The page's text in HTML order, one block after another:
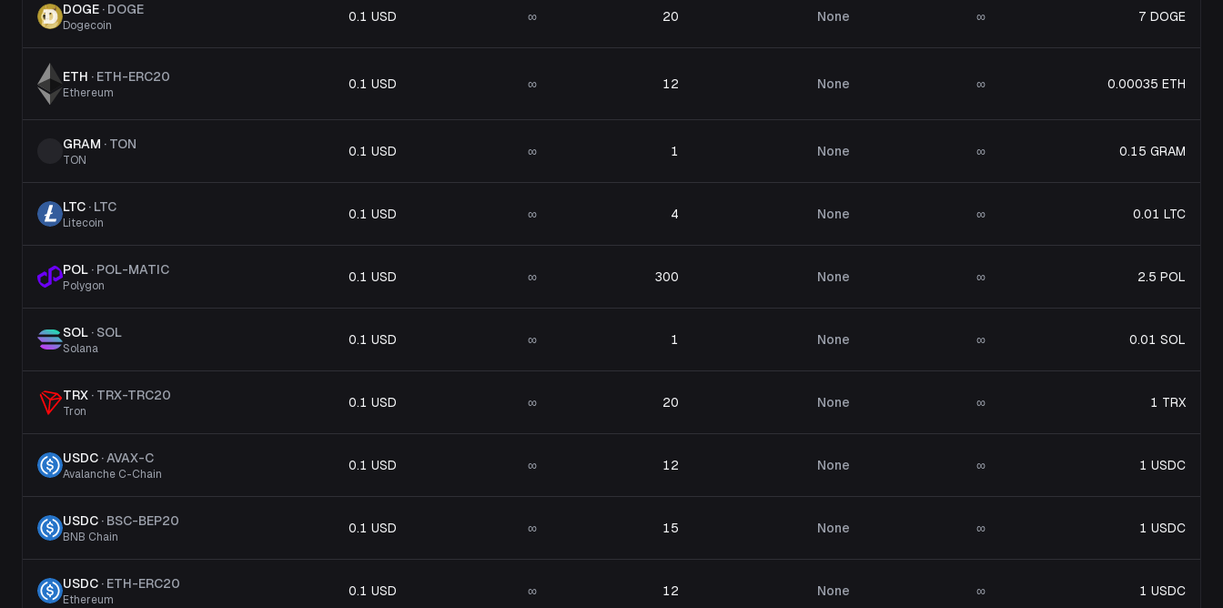
DOGE · DOGE
Dogecoin
0.1 USD ∞ 20 None ∞ 7 DOGE
ETH · ETH-ERC20
Ethereum
0.1 USD ∞ 12 None ∞ 0.00035 ETH
GRAM · TON
TON
0.1 USD ∞ 1 None ∞ 0.15 GRAM
LTC · LTC
Litecoin
0.1 USD ∞ 4 None ∞ 0.01 LTC
POL · POL-MATIC
Polygon
0.1 USD ∞ 300 None ∞ 2.5 POL
SOL · SOL
Solana
0.1 USD ∞ 1 None ∞ 0.01 SOL
TRX · TRX-TRC20
Tron
0.1 USD ∞ 20 None ∞ 1 TRX
USDC ·AVAX-C
Avalanche C-Chain
0.1 USD ∞ 12 None ∞ 1 USDC
USDC · BSC-BEP20
BNB Chain
0.1 USD ∞ 15 None ∞ 1 USDC
USDC · ETH-ERC20
Ethereum
0.1 USD ∞ 12 None ∞ 1 USDC